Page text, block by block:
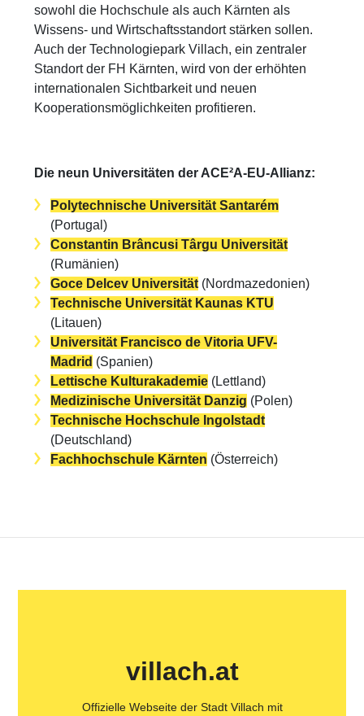
sowohl die Hochschule als auch Kärnten als
Wissens- und Wirtschaftsstandort stärken sollen.
Auch der Technologiepark Villach, ein zentraler
Standort der FH Kärnten, wird von der erhöhten
internationalen Sichtbarkeit und neuen
Kooperationsmöglichkeiten profitieren.
Die neun Universitäten der ACE²A-EU-Allianz:
Polytechnische Universität Santarém
(Portugal)
Constantin Brâncusi Târgu Universität
(Rumänien)
Goce Delcev Universität(Nordmazedonien)
Technische Universität Kaunas KTU
(Litauen)
Universität Francisco de Vitoria UFV-
Madrid (Spanien)
Lettische Kulturakademie(Lettland)
Medizinische Universität Danzig (Polen)
Technische Hochschule Ingolstadt
(Deutschland)
Fachhochschule Kärnten (Österreich)
villach.at
Offizielle Webseite der Stadt Villach mit